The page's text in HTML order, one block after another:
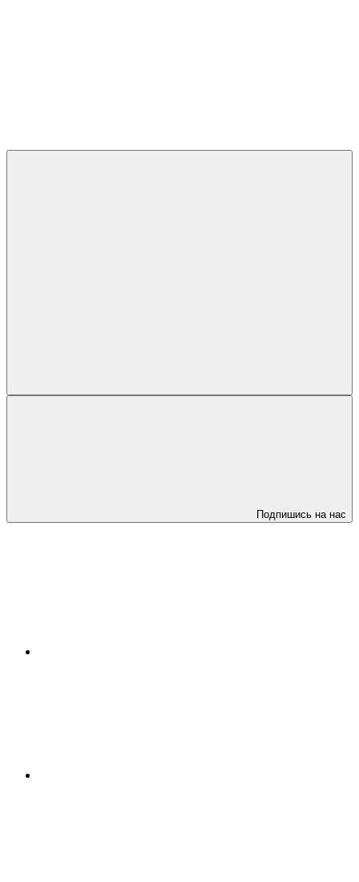
Подпишись на нас